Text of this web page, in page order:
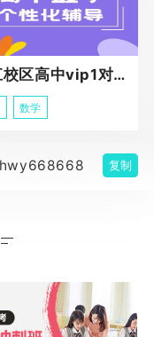
浙江校区高中vip1对1课程
数学
复制